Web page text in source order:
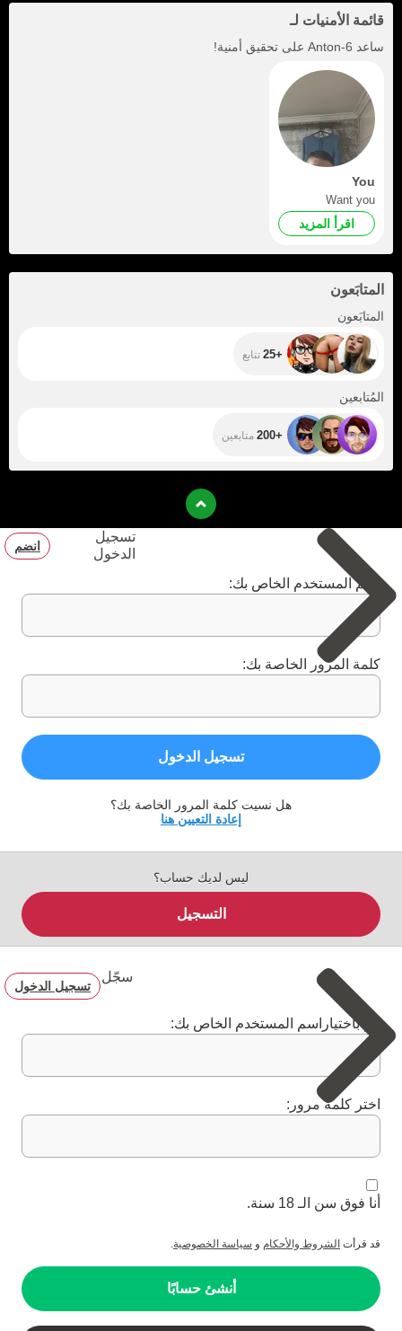
قائمة الأمنيات لـ
ساعد Anton-6 على تحقيق أمنية!
You
Want you
اقرأ المزيد
المتابَعون
المتابَعون
+25 تتابع
المُتابعين
+200 متابعين
تسجيل
الدخول
انضم
اسم المستخدم الخاص بك:
كلمة المرور الخاصة بك:
تسجيل الدخول
هل نسيت كلمة المرور الخاصة بك؟
إعادة التعيين هنا
ليس لديك حساب؟
التسجيل
سجّل
تسجيل الدخول
قم باختياراسم المستخدم الخاص بك:
اختر كلمة مرور:
أنا فوق سن الـ 18 سنة.
قد قرأت الشروط والأحكام و سياسة الخصوصية.
أنشئ حسابًا